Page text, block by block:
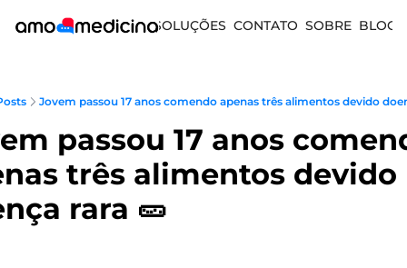
SOLUÇÕES CONTATO SOBRE BLOG
Jovem passou 17 anos comendo apenas três alimentos devido
passou 17 anos
três alimentos devido
rara 🥒